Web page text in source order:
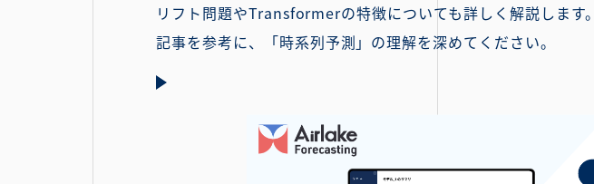
リフト問題やTransformerの特徴についても詳しく解説しま
記事を参考に、「時系列予測」の理解を深めてください。